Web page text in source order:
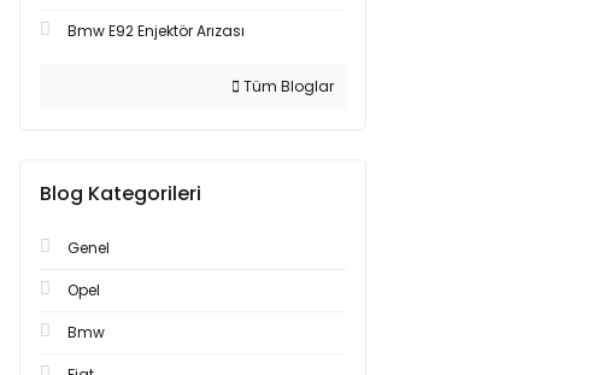
Bmw E92 Enjektör Arızası
Tüm Bloglar
Blog Kategorileri
Genel
Opel
Bmw